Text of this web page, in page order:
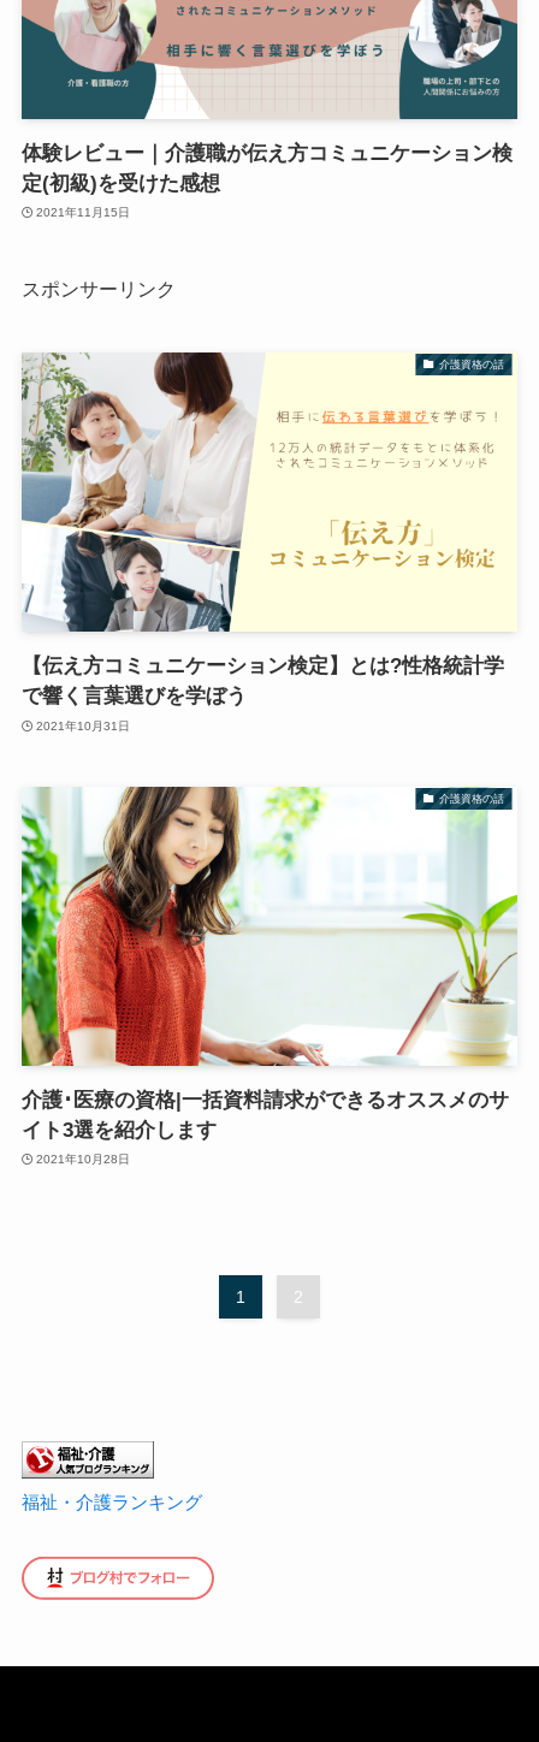
体験レビュー｜介護職が伝え方コミュニケーション検
定(初級)を受けた感想
2021年11月15日
スポンサーリンク
介護資格の話
【伝え方コミュニケーション検定】とは?性格統計学
で響く言葉選びを学ぼう
2021年10月31日
介護資格の話
介護･医療の資格|一括資料請求ができるオススメのサ
イト3選を紹介します
2021年10月28日
1 2
福祉・介護ランキング